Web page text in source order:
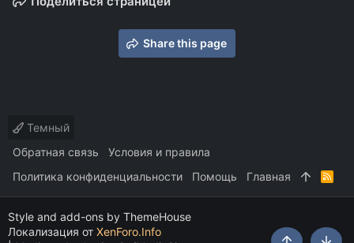
Share this page
Темный
Обратная связь
Условия и правила
Политика конфиденциальности
Помощь Главная
R
S
Style and add-ons by ThemeHouse
Локализация от XenForo.Info